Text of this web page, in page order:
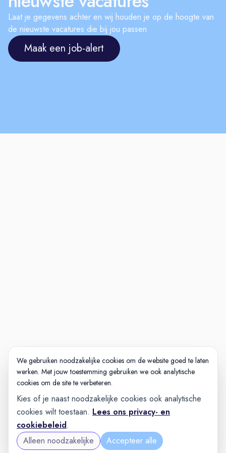
Laat je gegevens achter en wij houden je op de hoogte van
de nieuwste vacatures die bij jou passen
Maak een job-alert
We gebruiken noodzakelijke cookies om de website goed te laten
werken. Met jouw toestemming gebruiken we ook analytische
cookies om de site te verbeteren.
Kies of je naast noodzakelijke cookies ook analytische
cookies wilt toestaan. Lees ons privacy- en
cookiebeleid.
Alleen noodzakelijke
Accepteer alle